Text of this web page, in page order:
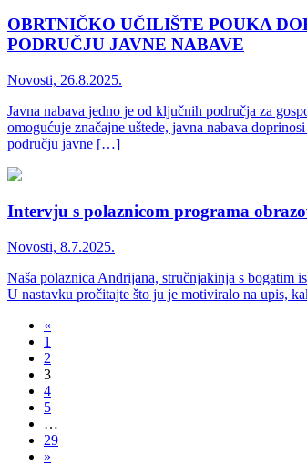
OBRTNIČKO UČILIŠTE POUKA
PODRUČJU JAVNE NABAVE
Novosti, 26.8.2025.
Javna nabava jedno je od ključnih područja za
omogućuje značajne uštede, javna nabava
području javne […]
Intervju s polaznicom programa
Novosti, 8.7.2025.
Naša polaznica Andrijana, stručnjakinja s bogatim
U nastavku pročitajte što ju je motiviralo na upis,
«
1
2
3
4
5
…
29
»